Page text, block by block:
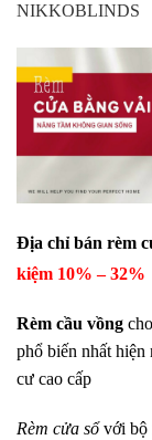
NIKKOBLINDS
Địa chỉ bán rèm
kiệm 10% – 32%
Rèm cầu vồng
phổ biến nhất hiện
cư cao cấp
Rèm cửa sổvới bộ